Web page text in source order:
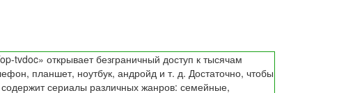
tvdoc» открывает безграничный доступ к тысячам
планшет, ноутбук, андройд и т. д. Достаточно, чтобы
сериалы различных жанров: семейные,